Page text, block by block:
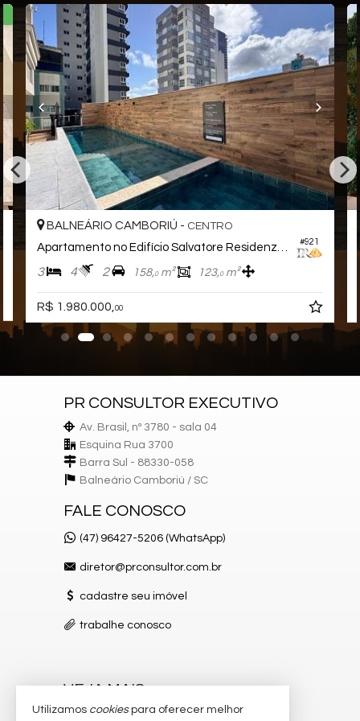
#921
BALNEÁRIO CAMBORIÚ - CENTRO
3 4 2 158,0m² 123,0m²
R$ 1.980.000, 00
PR CONSULTOR EXECUTIVO
Av. Brasil, nº 3780 - sala 04
Esquina Rua 3700
Barra Sul - 88330-058
Balneário Camboriú / SC
FALE CONOSCO
(47) 96427-5206 (WhatsApp)
diretor@prconsultor.com.br
cadastre seu imóvel
trabalhe conosco
VEJA MAIS
receba nosso newsletter
Utilizamos cookiespara oferecer melhor